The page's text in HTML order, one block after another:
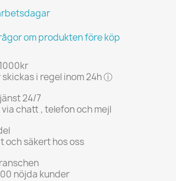
om produkten före köp
i regel inom 24h ⓘ
24/7
chatt , telefon och mejl
och säkert hos oss
nöjda kunder